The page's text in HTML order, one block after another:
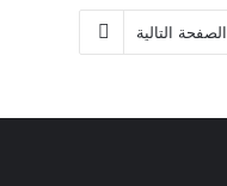
الصفحة التالية